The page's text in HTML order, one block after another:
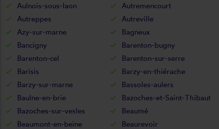
Aulnois-sous-laon
Autremencourt
Autreppes
Autreville
Azy-sur-marne
Bagneux
Bancigny
Barenton-bugny
Barenton-cel
Barenton-sur-serre
Barisis
Barzy-en-thiérache
Barzy-sur-marne
Bassoles-aulers
Baulne-en-brie
Bazoches-et-Saint-Thibaut
Bazoches-sur-vesles
Beaumé
Beaumont-en-beine
Beaurevoir